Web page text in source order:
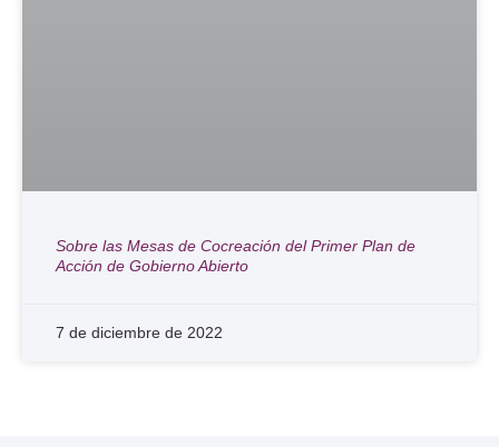
Sobre las Mesas de Cocreación del Primer Plan de
Acción de Gobierno Abierto
7 de diciembre de 2022